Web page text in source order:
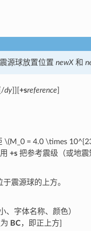
源球放置位置 newX和
dy]][ +sreference
\(M_0 = 4.0 \times
+s把参考震级（或地震
震源球的上方。
、字体名称、颜色）
BC，即正上方]